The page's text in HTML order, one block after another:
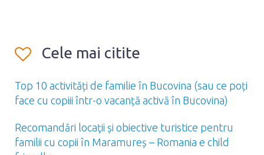
Cele mai citite
Top 10 activități de familie în Bucovina (sau ce poți
face cu copiii într-o vacanță activă în Bucovina)
Recomandări locaţii și obiective turistice pentru
familii cu copii în Maramureș – Romania e child